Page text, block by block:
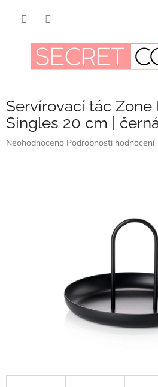
Servírovací tác Zone
Singles 20 cm |
Průměrné
Neohodnoceno Podrobnosti hodnocení